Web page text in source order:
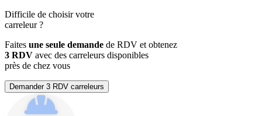
Difficile de choisir votre
carreleur?
Faites une seule demande de RDV et obtenez
3 RDV avec des carreleurs disponibles
près de chez vous
Demander 3 RDV carreleurs